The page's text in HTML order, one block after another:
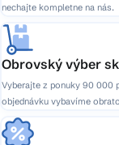
nechajte kompletne na nás.
Obrovský výber
Vyberajte z ponuky 90 000
objednávku vybavíme